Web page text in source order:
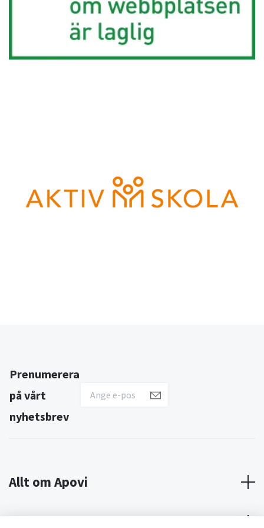
Prenumerera
på vårt
nyhetsbrev
Allt om Apovi
Om Apovi